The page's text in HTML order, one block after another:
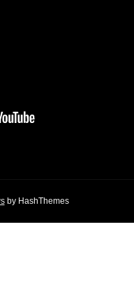
by HashThemes